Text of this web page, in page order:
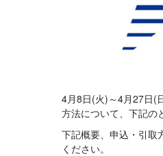
4月8日(火)～4月27日(
方法について、下記の
下記概要、申込・引取
ください。